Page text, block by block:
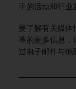
手的活动和行业
要了解有关媒体
革的更多信息，
过电子邮件与他